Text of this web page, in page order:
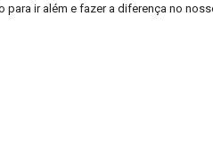
ir além e fazer a diferença no